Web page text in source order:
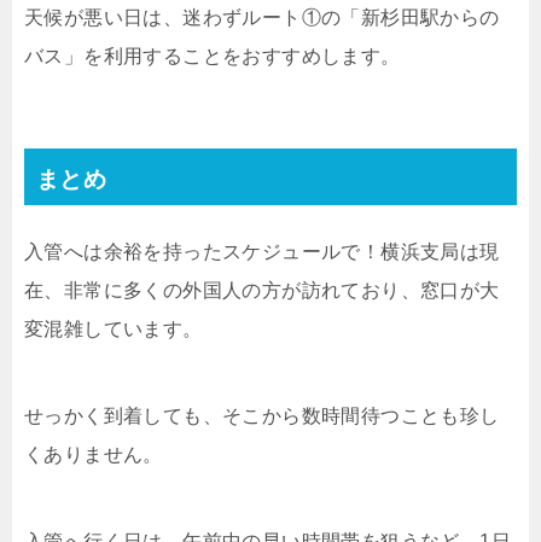
天候が悪い日は、迷わずルート①の「新杉田駅からの
バス」を利用することをおすすめします。
まとめ
入管へは余裕を持ったスケジュールで！横浜支局は現
在、非常に多くの外国人の方が訪れており、窓口が大
変混雑しています。
せっかく到着しても、そこから数時間待つことも珍し
くありません。